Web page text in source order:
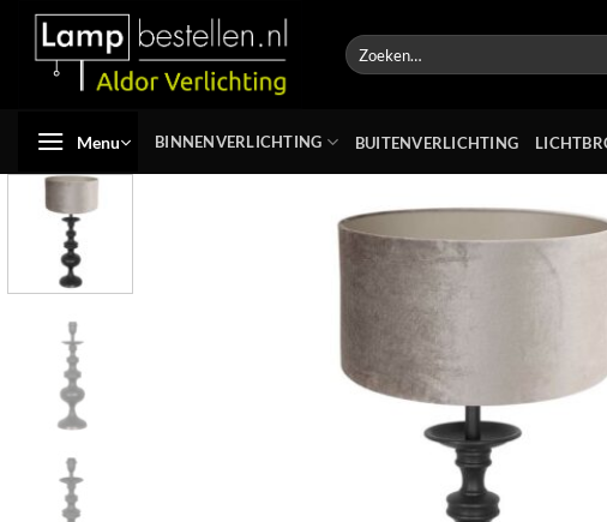
inhoud
Zoeken
naar:
Menu BINNENVERLICHTING BUITENVERLICHTING